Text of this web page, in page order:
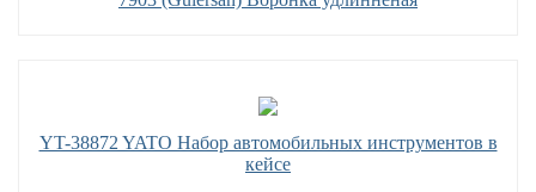
YT-38872 YATO Набор автомобильных инструментов в
кейсе